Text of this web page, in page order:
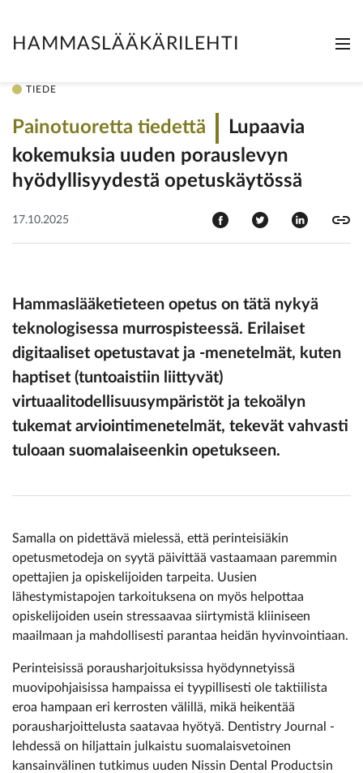
HAMMASLÄÄKÄRILEHTI
TIEDE
Painotuoretta tiedettä
Lupaavia
kokemuksia uuden porauslevyn
hyödyllisyydestä opetuskäytössä
17.10.2025
Hammaslääketieteen opetus on tätä nykyä
teknologisessa murrospisteessä. Erilaiset
digitaaliset opetustavat ja -menetelmät, kuten
haptiset (tuntoaistiin liittyvät)
virtuaalitodellisuusympäristöt ja tekoälyn
tukemat arviointimenetelmät, tekevät vahvasti
tuloaan suomalaiseenkin opetukseen.
Samalla on pidettävä mielessä, että perinteisiäkin
opetusmetodeja on syytä päivittää vastaamaan paremmin
opettajien ja opiskelijoiden tarpeita. Uusien
lähestymistapojen tarkoituksena on myös helpottaa
opiskelijoiden usein stressaavaa siirtymistä kliiniseen
maailmaan ja mahdollisesti parantaa heidän hyvinvointiaan.
Perinteisissä porausharjoituksissa hyödynnetyissä
muovipohjaisissa hampaissa ei tyypillisesti ole taktiilista
eroa hampaan eri kerrosten välillä, mikä heikentää
porausharjoittelusta saatavaa hyötyä. Dentistry Journal -
lehdessä­ on hiljattain julkaistu suomalaisvetoinen
kansainvälinen tutkimus uuden Nissin Dental Productsin